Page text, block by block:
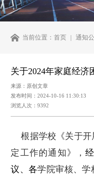
当前位置：首页 通知
关于2024年家庭经济
来源：原创文章
发布时间：2024-10-16 11:30:13
浏览人次：9392
根据学校《关于开
定工作的通知》，
议、各学院审核、学